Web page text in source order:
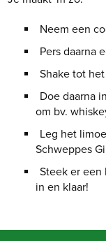
Neem een
Pers daarna
Shake tot
Doe daarna
om bv.
Leg het
Schweppes
Steek er een
in en klaar!